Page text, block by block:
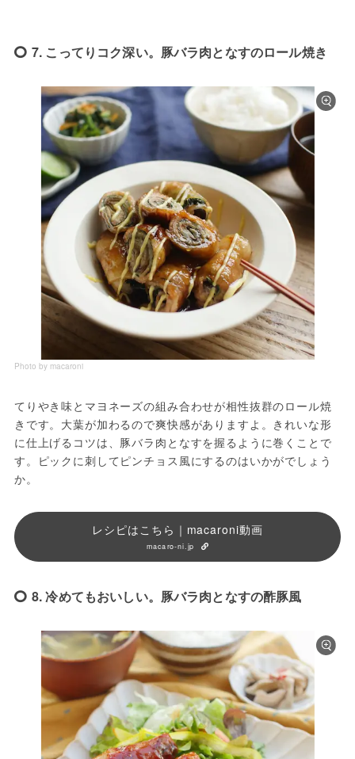
7. こってりコク深い。豚バラ肉となすのロール焼き
Photo by macaroni
てりやき味とマヨネーズの組み合わせが相性抜群のロール焼
きです。大葉が加わるので爽快感がありますよ。きれいな形
に仕上げるコツは、豚バラ肉となすを握るように巻くことで
す。ピックに刺してピンチョス風にするのはいかがでしょう
か。
レシピはこちら｜macaroni動画
macaro-ni.jp
8. 冷めてもおいしい。豚バラ肉となすの酢豚風